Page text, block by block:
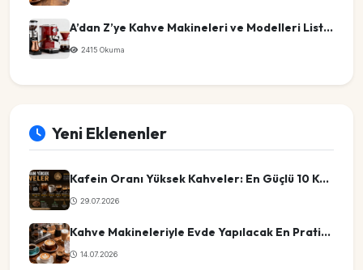
A’dan Z’ye Kahve Makineleri ve Modelleri Listesi
2415 Okuma
Yeni Eklenenler
Kafein Oranı Yüksek Kahveler: En Güçlü 10 Kahve Türü
29.07.2026
Kahve Makineleriyle Evde Yapılacak En Pratik Kahve Tarifleri
14.07.2026